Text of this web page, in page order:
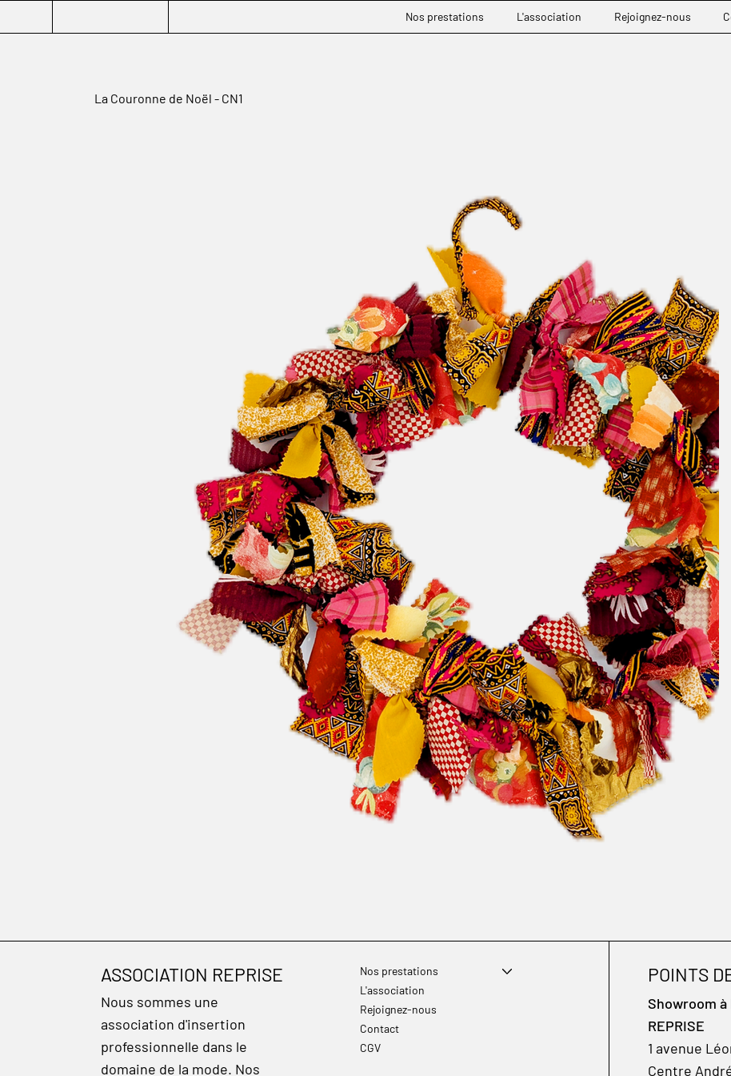
Nos prestations L'association Rejoignez-nous
La Couronne de Noël - CN1
ASSOCIATION REPRISE
Nous sommes une
association d'insertion
professionnelle dans le
domaine de la mode. Nos
POINTS
Showroom
REPRISE
1 avenue
Centre
Nos prestations
L'association
Rejoignez-nous
Contact
CGV